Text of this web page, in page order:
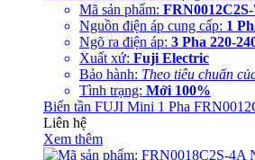
Mã sản phẩm:
Nguồn điện áp cung cấp: 1
Ngõ ra điện áp: 3 Pha 220-
Xuất xứ: Fuji Electric
Bảo hành: Theo tiêu chuẩn
Tình trạng: Mới 100%
Biến tần FUJI Mini 1 Pha
Liên hệ
Xem thêm